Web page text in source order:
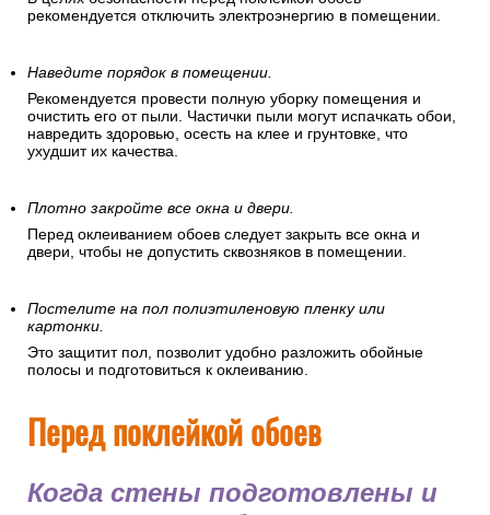
рекомендуется отключить электроэнергию в помещении.
Наведите порядок в помещении.
Рекомендуется провести полную уборку помещения и
очистить его от пыли. Частички пыли могут испачкать обои,
навредить здоровью, осесть на клее и грунтовке, что
ухудшит их качества.
Плотно закройте все окна и двери.
Перед оклеиванием обоев следует закрыть все окна и
двери, чтобы не допустить сквозняков в помещении.
Постелите на пол полиэтиленовую пленку или
картонки.
Это защитит пол, позволит удобно разложить обойные
полосы и подготовиться к оклеиванию.
Перед поклейкой обоев
Когда стены подготовлены и